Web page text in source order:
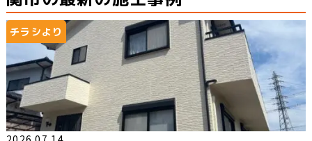
チラシより